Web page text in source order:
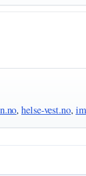
,helse-vest.no,